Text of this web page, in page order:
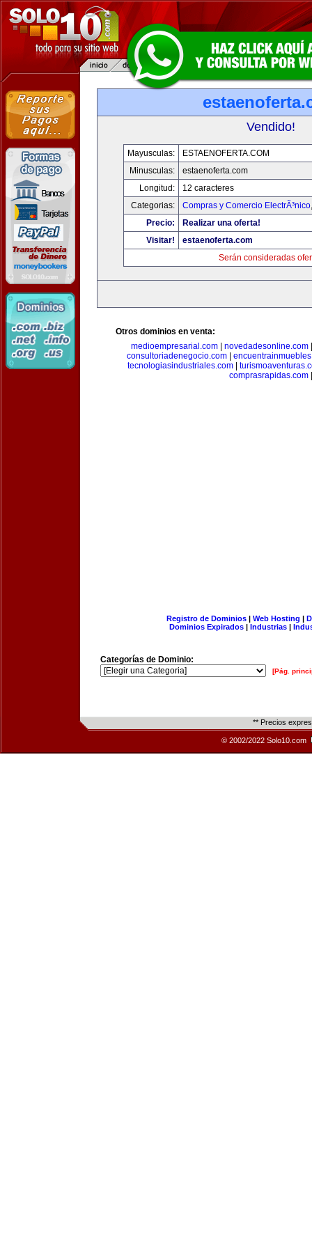
Vendido!
Mayusculas:
ESTAENOFERTA.COM
Minusculas:
estaenoferta.com
Longitud:
12 caracteres
Categorias:
Compras y Comercio ElectrÃ³nico
Precio:
Realizar una oferta!
Visitar!
estaenoferta.com
Serán consideradas
Otros dominios en venta:
medioempresarial.com| novedadesonline.com
consultoriadenegocio.com|
tecnologiasindustriales.com|
comprasrapidas.com
Registro de Dominios| Web Hosting |
Dominios Expirados | Industrias |
Categorías de Dominio:
[Pág.
** Precios
© 2002/2022 Solo10.com